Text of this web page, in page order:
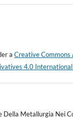
a Creative
4.0 International
Della Metallurgia Nei